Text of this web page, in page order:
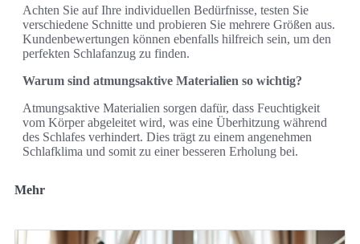
Achten Sie auf Ihre individuellen Bedürfnisse, testen Sie
verschiedene Schnitte und probieren Sie mehrere Größen aus.
Kundenbewertungen können ebenfalls hilfreich sein, um den
perfekten Schlafanzug zu finden.
Warum sind atmungsaktive Materialien so wichtig?
Atmungsaktive Materialien sorgen dafür, dass Feuchtigkeit
vom Körper abgeleitet wird, was eine Überhitzung während
des Schlafes verhindert. Dies trägt zu einem angenehmen
Schlafklima und somit zu einer besseren Erholung bei.
Mehr